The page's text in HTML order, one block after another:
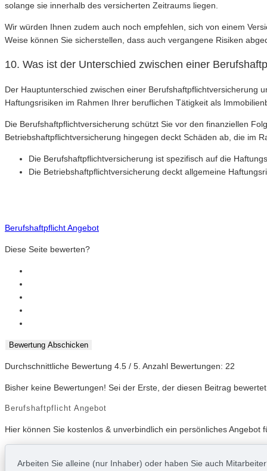
solange sie innerhalb des versicherten Zeitraums liegen.
Wir würden Ihnen zudem auch noch empfehlen, sich von einem
Weise können Sie sicherstellen, dass auch vergangene Risiken
10. Was ist der Unterschied zwischen einer
Der Hauptunterschied zwischen einer Berufshaftpflichtversicherung
Haftungsrisiken im Rahmen Ihrer beruflichen Tätigkeit als
Die Berufshaftpflichtversicherung schützt Sie vor den finanziellen
Betriebshaftpflichtversicherung hingegen deckt Schäden ab, die im
Die Berufshaftpflichtversicherung ist spezifisch auf die
Die Betriebshaftpflichtversicherung deckt allgemeine
Berufshaftpflicht Angebot
Diese Seite bewerten?
Bewertung Abschicken
Durchschnittliche Bewertung 4.5 / 5. Anzahl Bewertungen: 22
Bisher keine Bewertungen! Sei der Erste, der diesen Beitrag
Berufshaftpflicht Angebot
Hier können Sie kostenlos & unverbindlich ein persönliches
Arbeiten Sie alleine (nur Inhaber) oder haben Sie auch